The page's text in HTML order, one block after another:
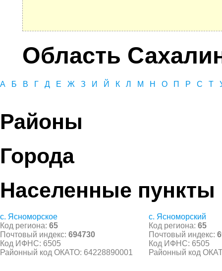
Область
А Б В Г Д Е Ж З И Й К Л М Н О П Р С Т
Районы
Города
Населенные пункты
с. Ясноморское
Код региона: 65
Почтовый индекс: 694730
Код ИФНС: 6505
Районный код ОКАТО: 64228890001
с. Ясноморский
Код региона: 65
Почтовый индекс:
Код ИФНС: 6505
Районный код